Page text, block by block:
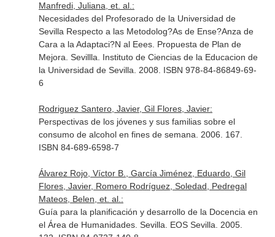
Manfredi, Juliana, et. al.:
Necesidades del Profesorado de la Universidad de
Sevilla Respecto a las Metodolog?As de Ense?Anza de
Cara a la Adaptaci?N al Eees. Propuesta de Plan de
Mejora. Sevillla. Instituto de Ciencias de la Educacion de
la Universidad de Sevilla. 2008. ISBN 978-84-86849-69-
6
Rodriguez Santero, Javier, Gil Flores, Javier:
Perspectivas de los jóvenes y sus familias sobre el
consumo de alcohol en fines de semana. 2006. 167.
ISBN 84-689-6598-7
Álvarez Rojo, Víctor B., García Jiménez, Eduardo, Gil
Flores, Javier, Romero Rodríguez, Soledad, Pedregal
Mateos, Belen, et. al.:
Guía para la planificación y desarrollo de la Docencia en
el Área de Humanidades. Sevilla. EOS Sevilla. 2005.